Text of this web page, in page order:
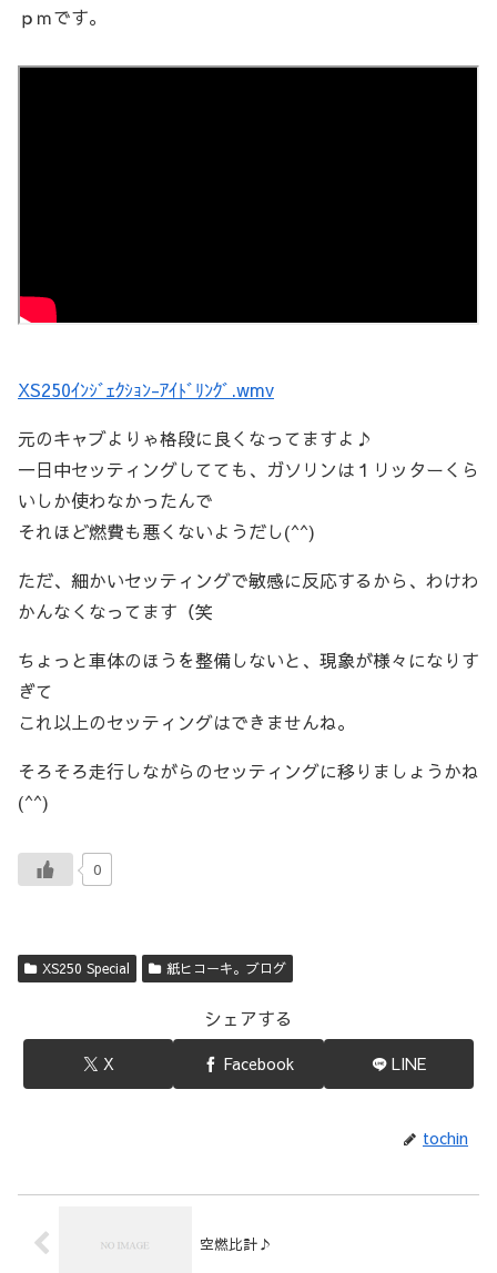
ｐｍです。
XS250ｲﾝｼﾞｪｸｼｮﾝ-ｱｲﾄﾞﾘﾝｸﾞ.wmv
元のキャブよりゃ格段に良くなってますよ♪
一日中セッティングしてても、ガソリンは１リッターくら
いしか使わなかったんで
それほど燃費も悪くないようだし(^^)
ただ、細かいセッティングで敏感に反応するから、わけわ
かんなくなってます（笑
ちょっと車体のほうを整備しないと、現象が様々になりす
ぎて
これ以上のセッティングはできませんね。
そろそろ走行しながらのセッティングに移りましょうかね
(^^)
0
XS250 Special 紙ヒコーキ。ブログ
シェアする
X Facebook LINE
tochin
空燃比計♪